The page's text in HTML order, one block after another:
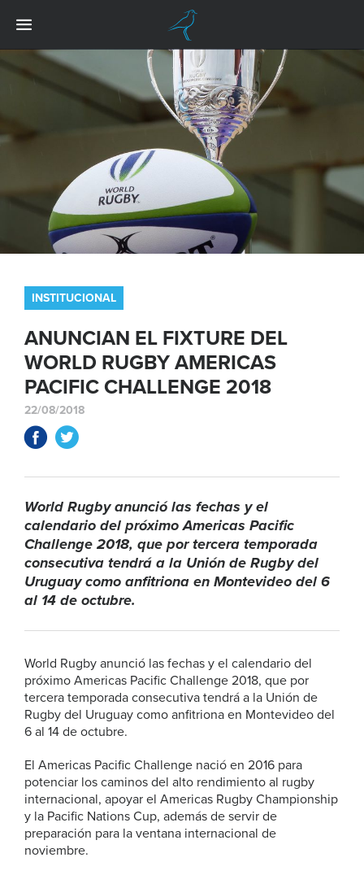
INSTITUCIONAL
ANUNCIAN EL FIXTURE DEL
WORLD RUGBY AMERICAS
PACIFIC CHALLENGE 2018
22/08/2018
World Rugby anunció las fechas y el
calendario del próximo Americas Pacific
Challenge 2018, que por tercera temporada
consecutiva tendrá a la Unión de Rugby del
Uruguay como anfitriona en Montevideo del 6
al 14 de octubre.
World Rugby anunció las fechas y el calendario del
próximo Americas Pacific Challenge 2018, que por
tercera temporada consecutiva tendrá a la Unión de
Rugby del Uruguay como anfitriona en Montevideo del
6 al 14 de octubre.
El Americas Pacific Challenge nació en 2016 para
potenciar los caminos del alto rendimiento al rugby
internacional, apoyar el Americas Rugby Championship
y la Pacific Nations Cup, además de servir de
preparación para la ventana internacional de
noviembre.